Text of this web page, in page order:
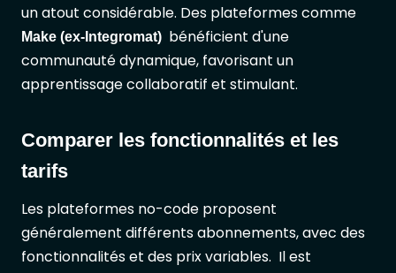
un atout considérable. Des plateformes comme
Make (ex-Integromat) bénéficient d'une
communauté dynamique, favorisant un
apprentissage collaboratif et stimulant.
Comparer les fonctionnalités et les
tarifs
Les plateformes no-code proposent
généralement différents abonnements, avec des
fonctionnalités et des prix variables. Il est